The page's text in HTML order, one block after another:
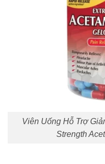
Viên Uống Hỗ Trợ
Strength